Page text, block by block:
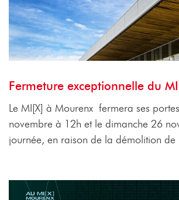
Fermeture exceptionnelle du
Le MI[X] à Mourenx fermera ses
novembre à 12h et le dimanche 26
journée, en raison de la démolition